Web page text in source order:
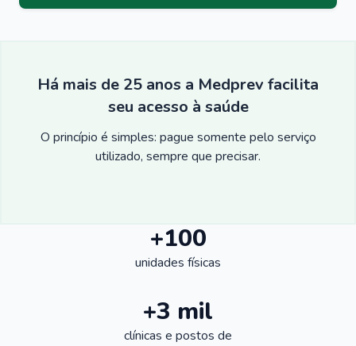
Há mais de 25 anos a Medprev facilita
seu acesso à saúde
O princípio é simples: pague somente pelo serviço
utilizado, sempre que precisar.
+100
unidades físicas
+3 mil
clínicas e postos de